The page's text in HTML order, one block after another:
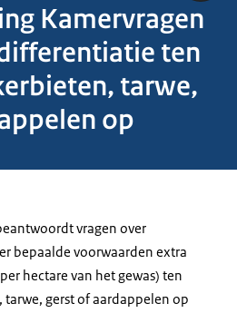
Kamervragen
ten
tarwe,
op
vragen over
bepaalde voorwaarden extra
hectare van het gewas) ten
gerst of aardappelen op